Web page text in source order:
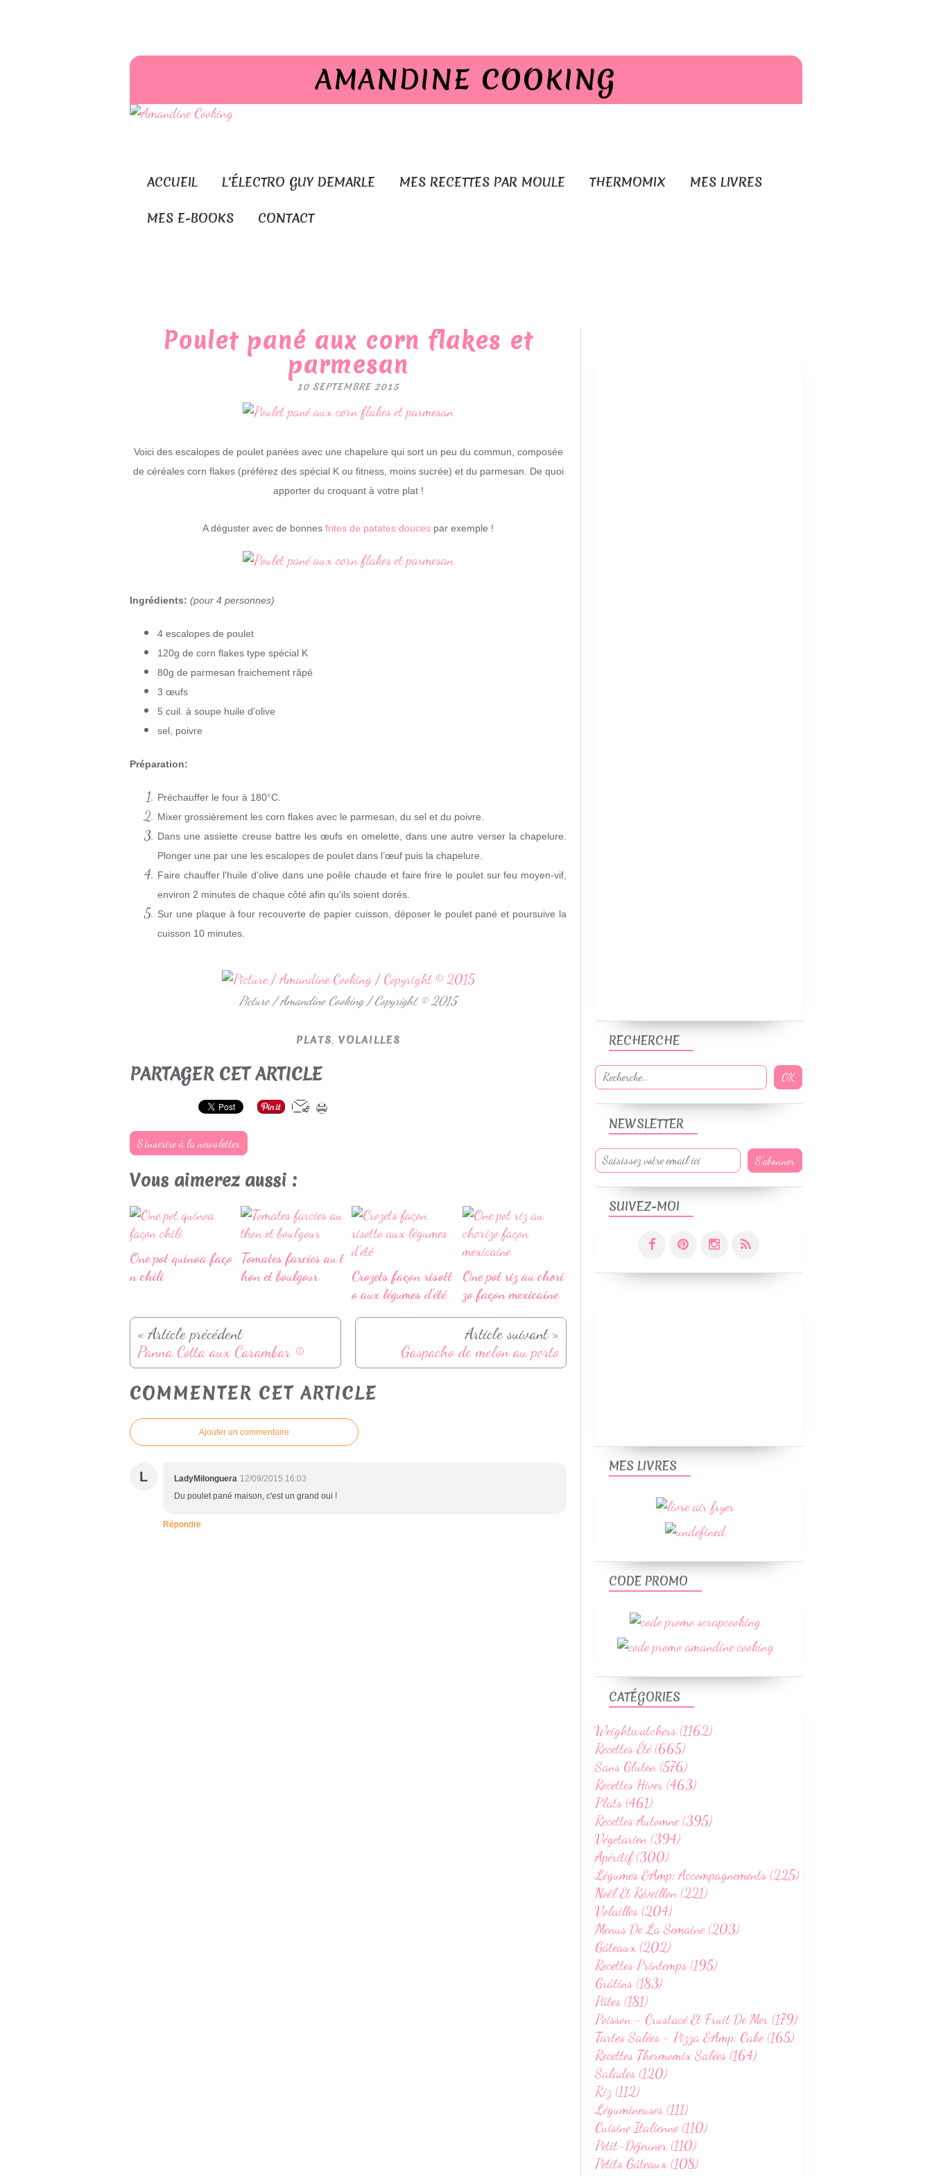
AMANDINE COOKING
ACCUEIL L'ÉLECTRO GUY DEMARLE MES RECETTES PAR MOULE THERMOMIX MES LIVRES
MES E-BOOKS CONTACT
Poulet pané aux corn flakes et
parmesan
10 SEPTEMBRE 2015
Voici des escalopes de poulet panées avec une chapelure qui sort un peu du commun, composée
de céréales corn flakes (préférez des spécial K ou fitness, moins sucrée) et du parmesan. De quoi
apporter du croquant à votre plat !
A déguster avec de bonnes frites de patates douces par exemple !
Ingrédients: (pour 4 personnes)
4 escalopes de poulet
120g de corn flakes type spécial K
80g de parmesan fraichement râpé
3 œufs
5 cuil. à soupe huile d'olive
sel, poivre
Préparation:
Préchauffer le four à 180°C.
Mixer grossièrement les corn flakes avec le parmesan, du sel et du poivre.
Dans une assiette creuse battre les œufs en omelette, dans une autre verser la chapelure.
Plonger une par une les escalopes de poulet dans l’œuf puis la chapelure.
Faire chauffer l'huile d'olive dans une poêle chaude et faire frire le poulet sur feu moyen-vif,
environ 2 minutes de chaque côté afin qu'ils soient dorés.
Sur une plaque à four recouverte de papier cuisson, déposer le poulet pané et poursuive la
cuisson 10 minutes.
Picture / Amandine Cooking / Copyright © 2015
PLATS, VOLAILLES
PARTAGER CET ARTICLE
S'inscrire à la newsletter
Vous aimerez aussi :
One pot quinoa faço
n chili
Tomates farcies au t
hon et boulgour
Crozets façon risott
o aux légumes d'été
One pot riz au chori
zo façon mexicaine
« Article précédent
Panna Cotta aux Carambar ©
Article suivant »
Gaspacho de melon au porto
COMMENTER CET ARTICLE
Ajouter un commentaire
L LadyMilonguera 12/09/2015 16:03
Du poulet pané maison, c'est un grand oui !
Répondre
NEWSLETTER
SUIVEZ-MOI
RECHERCHE
CATÉGORIES
Weightwatchers (1162)
Recettes Été (665)
Sans Gluten (576)
Recettes Hiver (463)
Plats (461)
Recettes Automne (395)
Végetarien (394)
Apéritif (300)
Légumes &Amp; Accompagnements (225)
Noël Et Réveillon (221)
Volailles (204)
Menus De La Semaine (203)
Gâteaux (202)
Recettes Printemps (195)
Grâtins (183)
Pâtes (181)
Poisson - Crustacé Et Fruit De Mer (179)
Tartes Salées - Pizza &Amp; Cake (165)
Recettes Thermomix Salées (164)
Salades (120)
Riz (112)
Légumineuses (111)
Cuisine Italienne (110)
Petit-Déjeuner (110)
Petits Gâteaux (108)
MES LIVRES
CODE PROMO